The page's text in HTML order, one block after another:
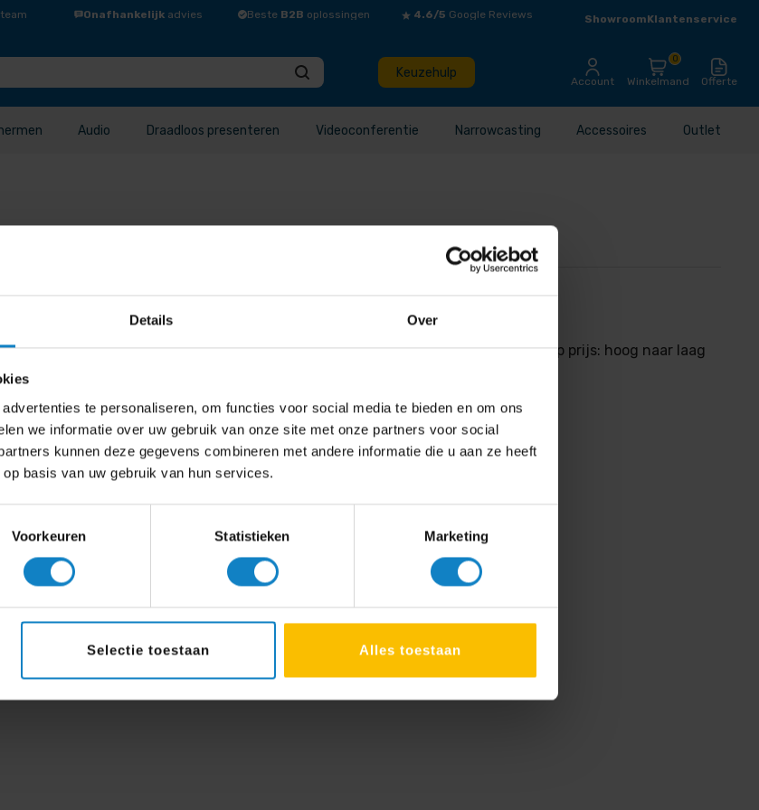
Details Over
te personaliseren, om functies voor social media te bieden en om ons
we informatie over uw gebruik van onze site met onze partners voor social
kunnen deze gegevens combineren met andere informatie die u aan ze heeft
basis van uw gebruik van hun services.
Voorkeuren Statistieken Marketing
Selectie toestaan Alles toestaan
Onafhankelijk advies Beste B2B oplossingen 4.6/5 Google Reviews ShowroomKlantenservice
Keuzehulp
Account Winkelmand
0
Offerte
Audio Draadloos presenteren Videoconferentie Narrowcasting Accessoires Outlet
sorteren Sorteren op nieuwste Sorteer op prijs: laag naar hoog Sorteer op prijs: hoog naar laag
…